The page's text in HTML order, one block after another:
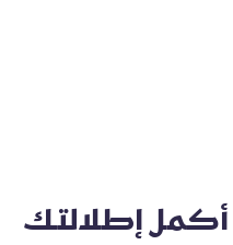
أكمل إطلالتك